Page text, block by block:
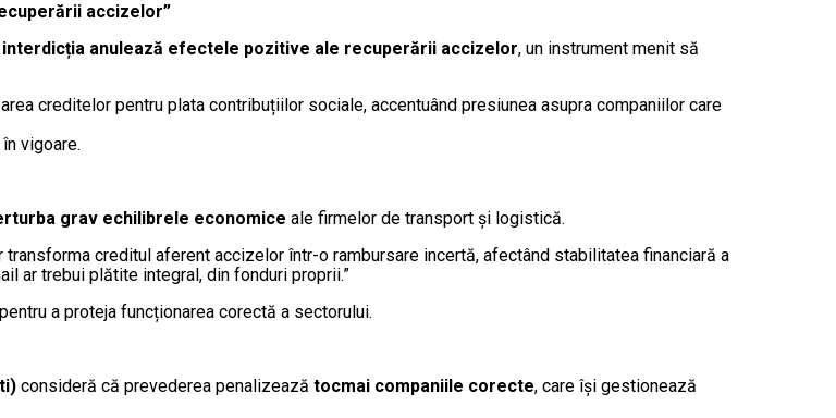
accizelor”
interdicția anulează efectele pozitive ale recuperării accizelor, un instrument menit să
creditelor pentru plata contribuțiilor sociale, accentuând presiunea asupra companiilor care
vigoare.
grav echilibrele economice ale firmelor de transport și logistică.
transforma creditul aferent accizelor într-o rambursare incertă, afectând stabilitatea financiară a
ar trebui plătite integral, din fonduri proprii.”
a proteja funcționarea corectă a sectorului.
consideră că prevederea penalizează tocmai companiile corecte, care își gestionează